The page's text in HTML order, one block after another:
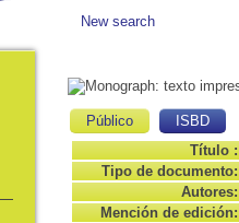
New search
Público
ISBD
Título :
Tipo de documento:
Autores:
Mención de edición: